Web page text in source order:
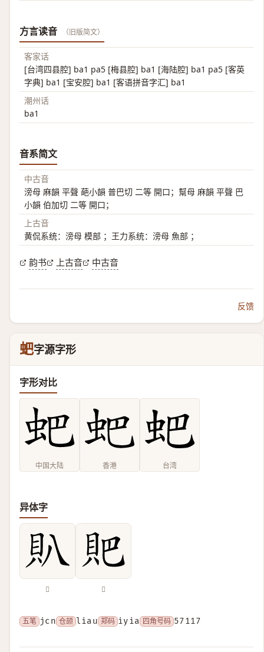
方言读音 （旧版简文）
客家话
[台湾四县腔] ba1 pa5 [梅县腔] ba1 [海陆腔] ba1 pa5 [客英
字典] ba1 [宝安腔] ba1 [客语拼音字汇] ba1
潮州话
ba1
音系简文
中古音
滂母 麻韻 平聲 葩小韻 普巴切 二等 開口；幫母 麻韻 平聲 巴
小韻 伯加切 二等 開口；
上古音
黄侃系统：滂母 模部 ；王力系统：滂母 魚部 ；
韵书 上古音 中古音
反馈
蚆字源字形
字形对比
中国大陆 香港 台湾
异体字
𧴩 𧵅
五笔 jcn 仓颉 liau 郑码 iyia 四角号码 57117